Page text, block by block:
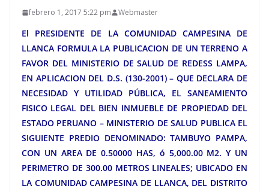
febrero 1, 2017 5:22 pm Webmaster
El PRESIDENTE DE LA COMUNIDAD CAMPESINA DE
LLANCA FORMULA LA PUBLICACION DE UN TERRENO A
FAVOR DEL MINISTERIO DE SALUD DE REDESS LAMPA,
EN APLICACION DEL D.S. (130-2001) – QUE DECLARA DE
NECESIDAD Y UTILIDAD PÚBLICA, EL SANEAMIENTO
FISICO LEGAL DEL BIEN INMUEBLE DE PROPIEDAD DEL
ESTADO PERUANO – MINISTERIO DE SALUD PUBLICA EL
SIGUIENTE PREDIO DENOMINADO: TAMBUYO PAMPA,
CON UN AREA DE 0.50000 HAS, ó 5,000.00 M2. Y UN
PERIMETRO DE 300.00 METROS LINEALES; UBICADO EN
LA COMUNIDAD CAMPESINA DE LLANCA, DEL DISTRITO